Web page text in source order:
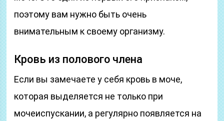
поэтому вам нужно быть очень
внимательным к своему организму.
Кровь из полового члена
Если вы замечаете у себя кровь в моче,
которая выделяется не только при
мочеиспускании, а регулярно появляется на